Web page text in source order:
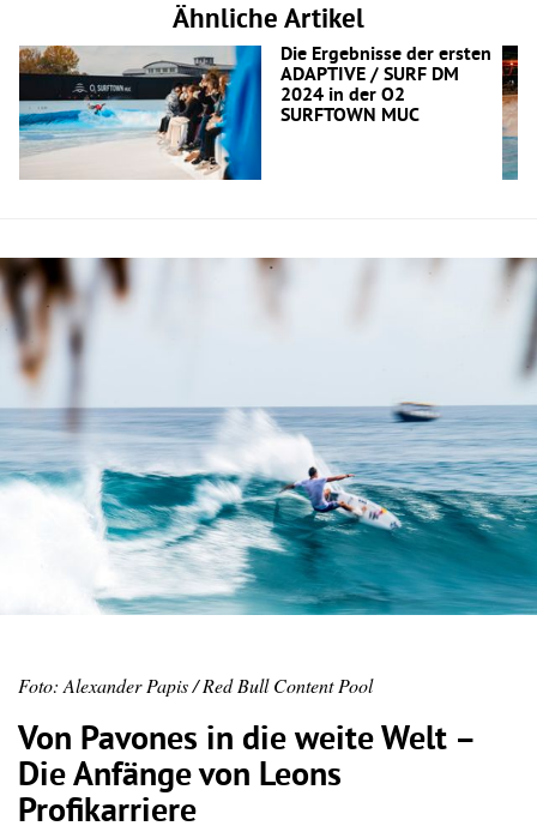
Ähnliche Artikel
Die Ergebnisse der ersten
ADAPTIVE / SURF DM
2024 in der O2
SURFTOWN MUC
Foto: Alexander Papis / Red Bull Content Pool
Von Pavones in die weite Welt –
Die Anfänge von Leons
Profikarriere